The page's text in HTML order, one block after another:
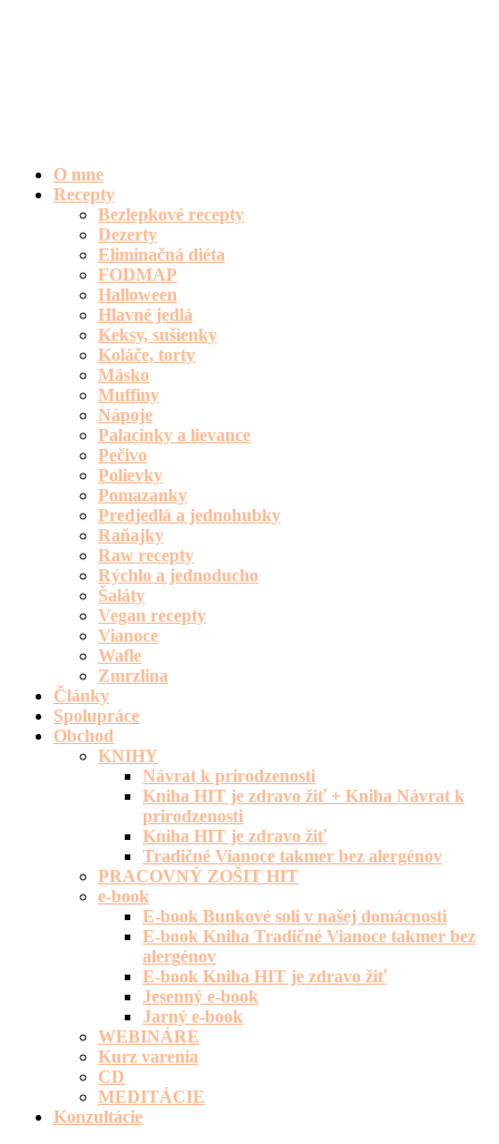
O mne
Recepty
Bezlepkové recepty
Dezerty
Eliminačná diéta
FODMAP
Halloween
Hlavné jedlá
Keksy, sušienky
Koláče, torty
Mäsko
Muffiny
Nápoje
Palacinky a lievance
Pečivo
Polievky
Pomazanky
Predjedlá a jednohubky
Raňajky
Raw recepty
Rýchlo a jednoducho
Šaláty
Vegan recepty
Vianoce
Wafle
Zmrzlina
Články
Spolupráce
Obchod
KNIHY
Návrat k prirodzenosti
Kniha HIT je zdravo žiť + Kniha Návrat k
prirodzenosti
Kniha HIT je zdravo žiť
Tradičné Vianoce takmer bez alergénov
PRACOVNÝ ZOŠIT HIT
e-book
E-book Bunkové soli v našej domácnosti
E-book Kniha Tradičné Vianoce takmer bez
alergénov
E-book Kniha HIT je zdravo žiť
Jesenný e-book
Jarný e-book
WEBINÁRE
Kurz varenia
CD
MEDITÁCIE
Konzultácie